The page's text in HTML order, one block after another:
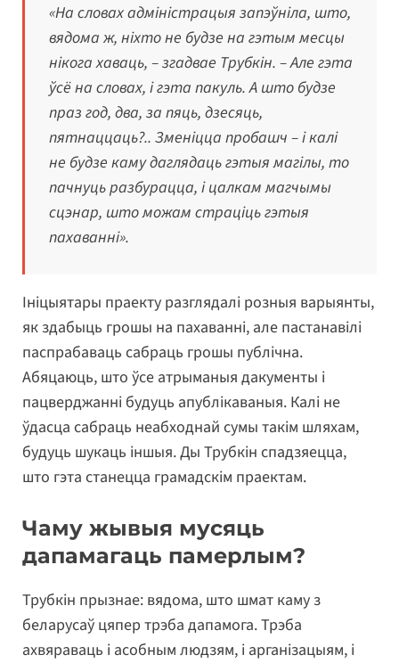
«На словах адміністрацыя запэўніла, што,
вядома ж, ніхто не будзе на гэтым месцы
нікога хаваць, – згадвае Трубкін. – Але гэта
ўсё на словах, і гэта пакуль. А што будзе
праз год, два, за пяць, дзесяць,
пятнаццаць?.. Зменіцца пробашч – і калі
не будзе каму даглядаць гэтыя магілы, то
пачнуць разбурацца, і цалкам магчымы
сцэнар, што можам страціць гэтыя
пахаванні».
Ініцыятары праекту разглядалі розныя варыянты,
як здабыць грошы на пахаванні, але пастанавілі
паспрабаваць сабраць грошы публічна.
Абяцаюць, што ўсе атрыманыя дакументы і
пацверджанні будуць апублікаваныя. Калі не
ўдасца сабраць неабходнай сумы такім шляхам,
будуць шукаць іншыя. Ды Трубкін спадзяецца,
што гэта станецца грамадскім праектам.
Чаму жывыя мусяць
дапамагаць памерлым?
Трубкін прызнае: вядома, што шмат каму з
беларусаў цяпер трэба дапамога. Трэба
ахвяраваць і асобным людзям, і арганізацыям, і